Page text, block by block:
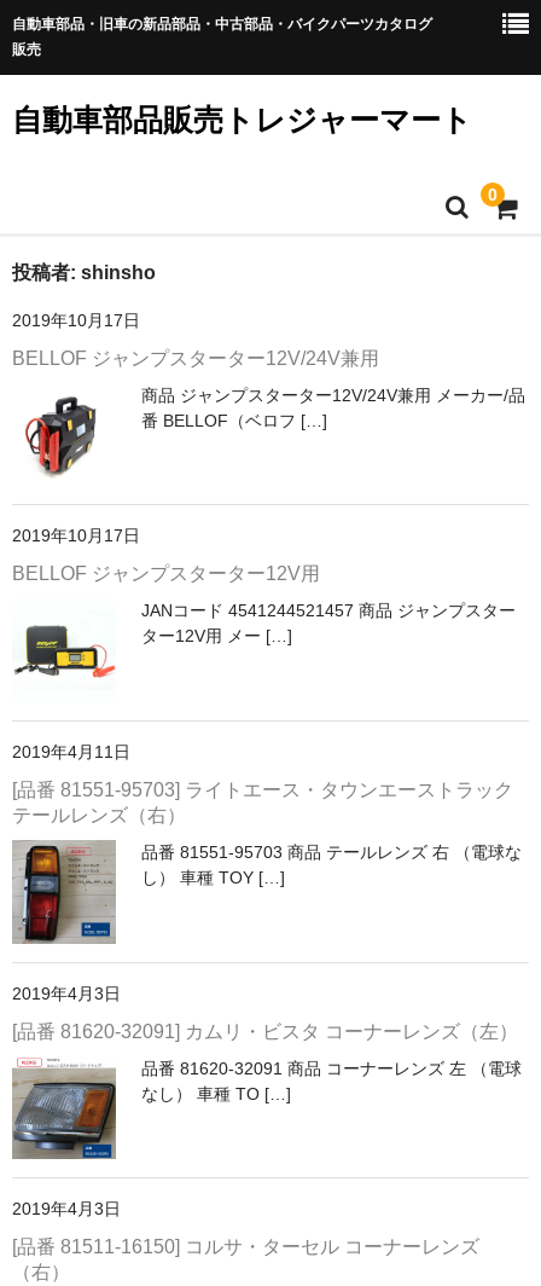
自動車部品・旧車の新品部品・中古部品・バイクパーツカタログ
販売
自動車部品販売トレジャーマート
0
ホーム
初めての方
特定商取引法表記
個人情報保護方針
お問い合わせ
投稿者: shinsho
2019年10月17日
BELLOF ジャンプスターター12V/24V兼用
商品 ジャンプスターター12V/24V兼用 メーカー/品
番 BELLOF（ベロフ […]
2019年10月17日
BELLOF ジャンプスターター12V用
JANコード 4541244521457 商品 ジャンプスター
ター12V用 メー […]
2019年4月11日
[品番 81551-95703] ライトエース・タウンエーストラック
テールレンズ（右）
品番 81551-95703 商品 テールレンズ 右 （電球な
し） 車種 TOY […]
2019年4月3日
[品番 81620-32091] カムリ・ビスタ コーナーレンズ（左）
品番 81620-32091 商品 コーナーレンズ 左 （電球
なし） 車種 TO […]
2019年4月3日
[品番 81511-16150] コルサ・ターセル コーナーレンズ
（右）